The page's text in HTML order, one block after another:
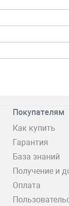
Покупателям
Как купить
Гарантия
База знаний
Получение и
Оплата